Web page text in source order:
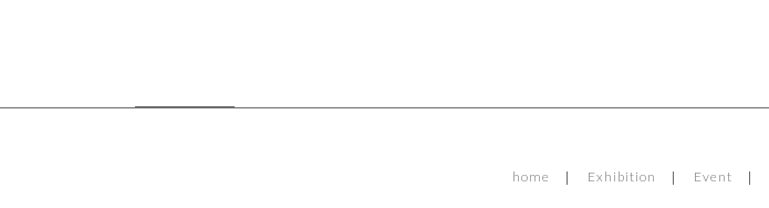
home Exhibition Event